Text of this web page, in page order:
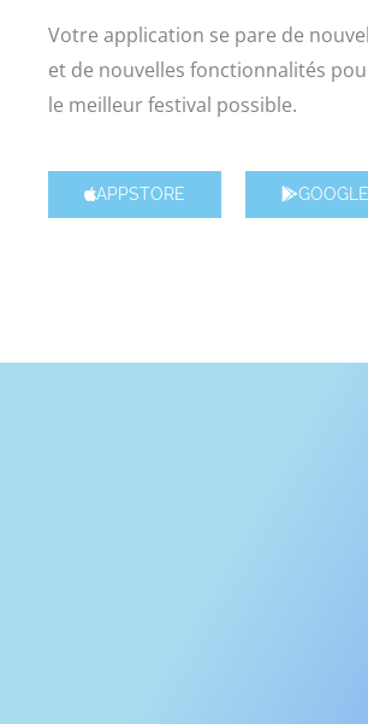
Votre application se pare de
et de nouvelles fonctionnalités
le meilleur festival possible.
APPSTORE